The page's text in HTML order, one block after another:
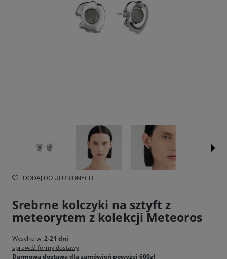
DODAJ DO ULUBIONYCH
Srebrne kolczyki na sztyft z
meteorytem z kolekcji Meteoros
Wysyłka w: 2-21 dni
sprawdź formy dostawy
Darmowa dostawa dla zamówień powyżej 600zł